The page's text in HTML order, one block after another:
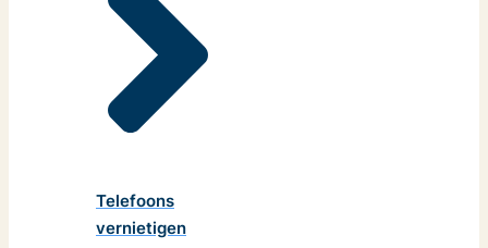
Telefoons
vernietigen